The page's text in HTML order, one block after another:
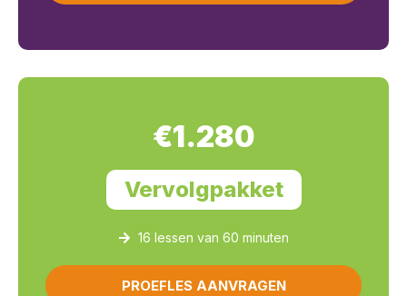
€1.280
Vervolgpakket
16 lessen van 60 minuten
PROEFLES AANVRAGEN